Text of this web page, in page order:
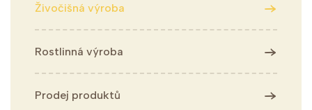
Živočišná výroba
Rostlinná výroba
Prodej produktů